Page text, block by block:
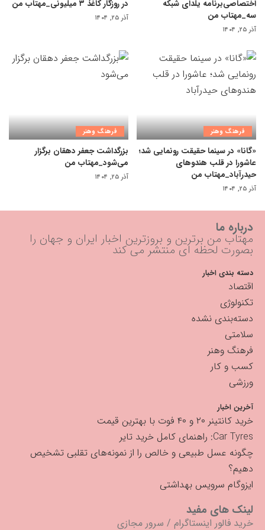
اختصاصی‌برنامه یلدای شبکه
سه_مهتاب من
آذر ۲۵, ۱۴۰۴
در روزگار کاغذ ۳ میلیونی_مهتاب من
آذر ۲۵, ۱۴۰۴
فرهنگ وهنر
«گانا» در سینما حقیقت رونمایی شد؛
عاشورا در قلب هندوهای
حیدرآباد_مهتاب من
آذر ۲۵, ۱۴۰۴
فرهنگ وهنر
بزرگداشت جعفر دهقان برگزار
می‌شود_مهتاب من
آذر ۲۵, ۱۴۰۴
درباره ما
مهتاب من برترین و بروزترین اخبار ایران و جهان را
بصورت لحظه ای منتشر می کند
دسته بندی اخبار
اقتصاد
تکنولوژی
دسته‌بندی نشده
سلامتی
فرهنگ وهنر
کسب و کار
ورزشی
آخرین اخبار
خرید کانتینر ۲۰ و ۴۰ فوت با بهترین قیمت
Car Tyres: راهنمای کامل خرید تایر
چگونه عسل طبیعی و خالص را از نمونه‌های تقلبی تشخیص
دهیم؟
ایزوگام سرویس بهداشتی
لینک های مفید
خرید فالور اینستاگرام / سرور مجازی